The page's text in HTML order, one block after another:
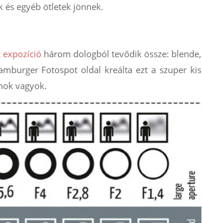
és egyéb ötletek jönnek.
expozíció három dologból tevődik össze: blende,
Fotospot oldal kreálta ezt a szuper kis
vagyok.